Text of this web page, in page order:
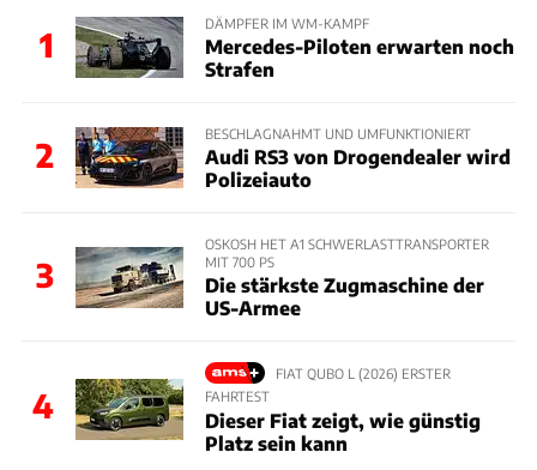
1
DÄMPFER IM WM-KAMPF
Mercedes-Piloten erwarten noch
Strafen
2
BESCHLAGNAHMT UND UMFUNKTIONIERT
Audi RS3 von Drogendealer wird
Polizeiauto
3
OSKOSH HET A1 SCHWERLASTTRANSPORTER
MIT 700 PS
Die stärkste Zugmaschine der
US-Armee
4
FIAT QUBO L (2026) ERSTER
FAHRTEST
Dieser Fiat zeigt, wie günstig
Platz sein kann